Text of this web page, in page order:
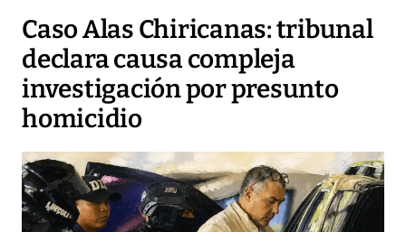
Caso Alas Chiricanas: tribunal
declara causa compleja
investigación por presunto
homicidio